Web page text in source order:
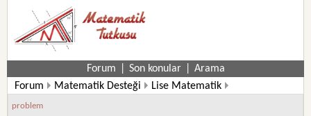
Forum Son konular
Arama
Forum
Matematik Desteği
Lise Matematik
9. Sınıf Matematik Soruları
problem